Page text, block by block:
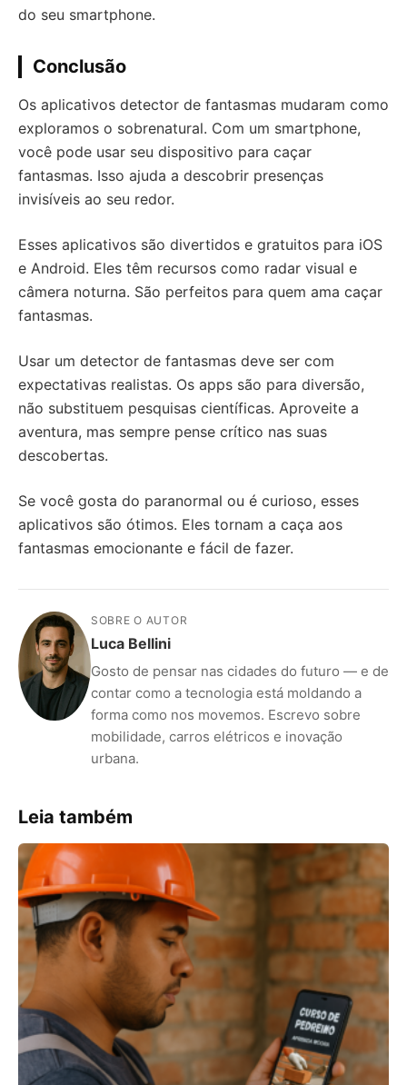
do seu smartphone.
Conclusão
Os aplicativos detector de fantasmas mudaram como
exploramos o sobrenatural. Com um smartphone,
você pode usar seu dispositivo para caçar
fantasmas. Isso ajuda a descobrir presenças
invisíveis ao seu redor.
Esses aplicativos são divertidos e gratuitos para iOS
e Android. Eles têm recursos como radar visual e
câmera noturna. São perfeitos para quem ama caçar
fantasmas.
Usar um detector de fantasmas deve ser com
expectativas realistas. Os apps são para diversão,
não substituem pesquisas científicas. Aproveite a
aventura, mas sempre pense crítico nas suas
descobertas.
Se você gosta do paranormal ou é curioso, esses
aplicativos são ótimos. Eles tornam a caça aos
fantasmas emocionante e fácil de fazer.
SOBRE O AUTOR
Luca Bellini
Gosto de pensar nas cidades do futuro — e de
contar como a tecnologia está moldando a
forma como nos movemos. Escrevo sobre
mobilidade, carros elétricos e inovação
urbana.
Leia também